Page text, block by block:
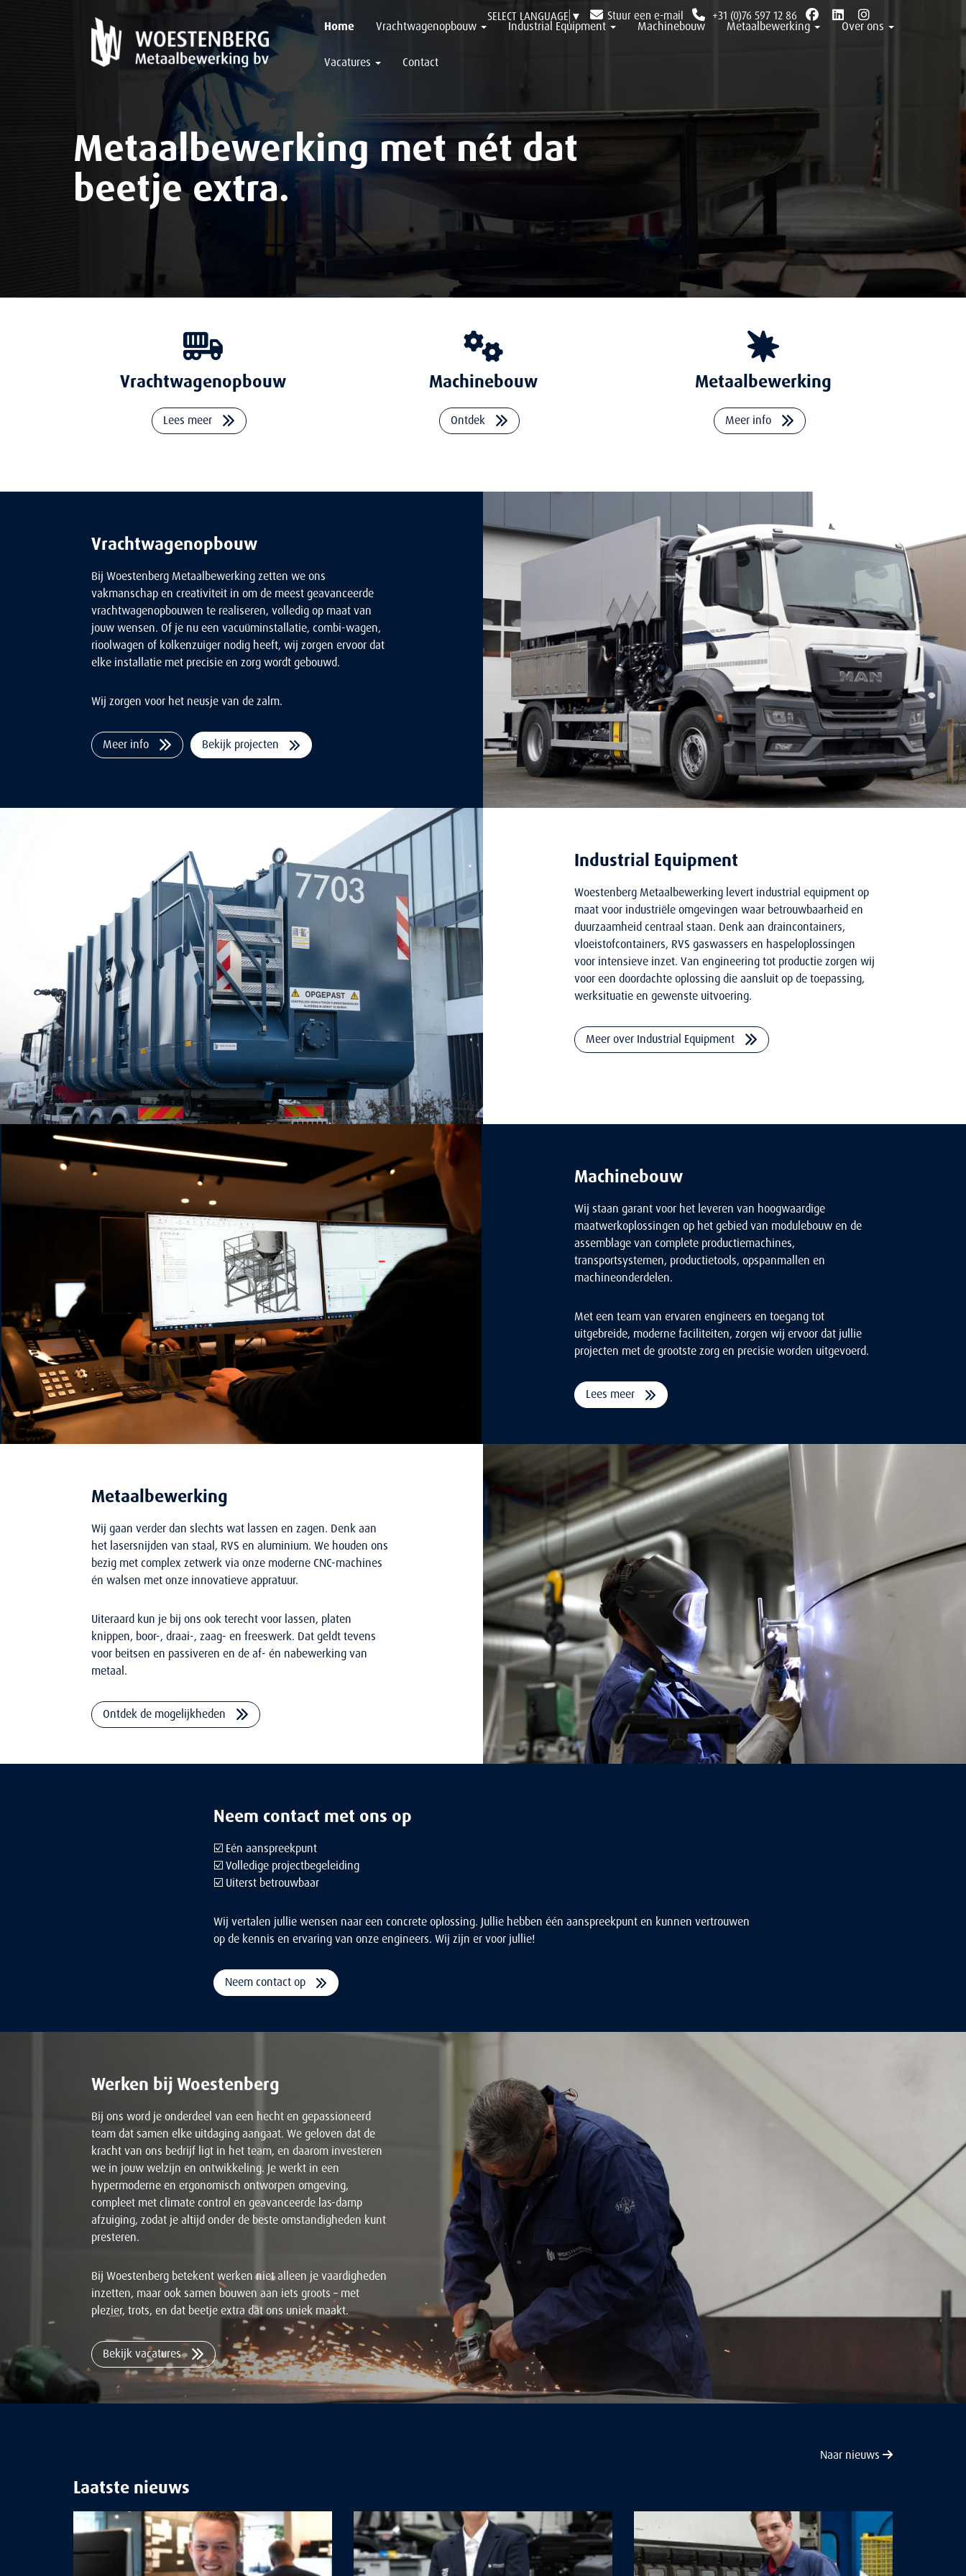
SELECT LANGUAGE ▼ Stuur een e-mail +31 (0)76 597 12 86
Home Vrachtwagenopbouw Industrial Equipment Machinebouw Metaalbewerking Over ons
Vacatures Contact
Metaalbewerking met nét dat
beetje extra.
Vrachtwagenopbouw
Lees meer
Machinebouw
Ontdek
Metaalbewerking
Meer info
Vrachtwagenopbouw
Bij Woestenberg Metaalbewerking zetten we ons
vakmanschap en creativiteit in om de meest geavanceerde
vrachtwagenopbouwen te realiseren, volledig op maat van
jouw wensen. Of je nu een vacuüminstallatie, combi-wagen,
rioolwagen of kolkenzuiger nodig heeft, wij zorgen ervoor dat
elke installatie met precisie en zorg wordt gebouwd.
Wij zorgen voor het neusje van de zalm.
Meer info Bekijk projecten
Industrial Equipment
Woestenberg Metaalbewerking levert industrial equipment op
maat voor industriële omgevingen waar betrouwbaarheid en
duurzaamheid centraal staan. Denk aan draincontainers,
vloeistofcontainers, RVS gaswassers en haspeloplossingen
voor intensieve inzet. Van engineering tot productie zorgen wij
voor een doordachte oplossing die aansluit op de toepassing,
werksituatie en gewenste uitvoering.
Meer over Industrial Equipment
Machinebouw
Wij staan garant voor het leveren van hoogwaardige
maatwerkoplossingen op het gebied van modulebouw en de
assemblage van complete productiemachines,
transportsystemen, productietools, opspanmallen en
machineonderdelen.
Met een team van ervaren engineers en toegang tot
uitgebreide, moderne faciliteiten, zorgen wij ervoor dat jullie
projecten met de grootste zorg en precisie worden uitgevoerd.
Lees meer
Metaalbewerking
Wij gaan verder dan slechts wat lassen en zagen. Denk aan
het lasersnijden van staal, RVS en aluminium. We houden ons
bezig met complex zetwerk via onze moderne CNC-machines
én walsen met onze innovatieve appratuur.
Uiteraard kun je bij ons ook terecht voor lassen, platen
knippen, boor-, draai-, zaag- en freeswerk. Dat geldt tevens
voor beitsen en passiveren en de af- én nabewerking van
metaal.
Ontdek de mogelijkheden
Neem contact met ons op
☑️ Eén aanspreekpunt
☑️ Volledige projectbegeleiding
☑️ Uiterst betrouwbaar
Wij vertalen jullie wensen naar een concrete oplossing. Jullie hebben één aanspreekpunt en kunnen vertrouwen
op de kennis en ervaring van onze engineers. Wij zijn er voor jullie!
Neem contact op
Werken bij Woestenberg
Bij ons word je onderdeel van een hecht en gepassioneerd
team dat samen elke uitdaging aangaat. We geloven dat de
kracht van ons bedrijf ligt in het team, en daarom investeren
we in jouw welzijn en ontwikkeling. Je werkt in een
hypermoderne en ergonomisch ontworpen omgeving,
compleet met climate control en geavanceerde las-damp
afzuiging, zodat je altijd onder de beste omstandigheden kunt
presteren.
Bij Woestenberg betekent werken niet alleen je vaardigheden
inzetten, maar ook samen bouwen aan iets groots – met
plezier, trots, en dat beetje extra dat ons uniek maakt.
Bekijk vacatures
Naar nieuws
Laatste nieuws